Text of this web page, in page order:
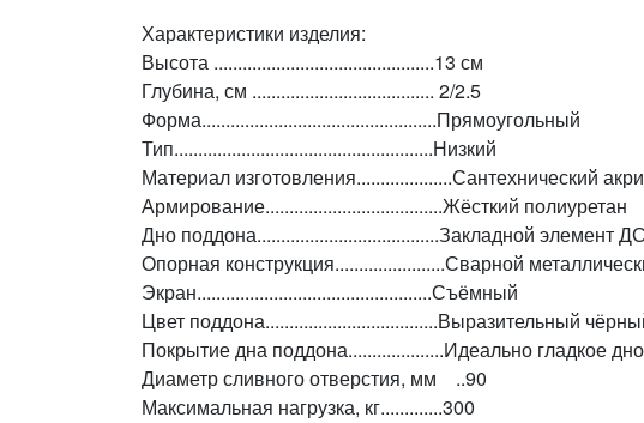
Характеристики изделия:
Высота ..............................................13 см
Глубина, см ...................................... 2/2.5
Форма.................................................Прямоугольный
Тип......................................................Низкий
Материал изготовления....................Сантехнический
Армирование.....................................Жёсткий полиуретан
Дно поддона......................................Закладной элемент
Опорная конструкция.......................Сварной
Экран.................................................Съёмный
Цвет поддона....................................Выразительный
Покрытие дна поддона....................Идеально гладкое дно
Диаметр сливного отверстия, мм ..90
Максимальная нагрузка, кг.............300